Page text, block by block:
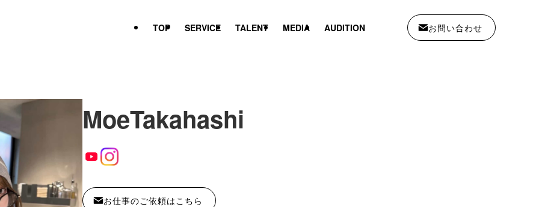
TOP SERVICE TALENT MEDIA AUDITION お問い合わせ
MoeTakahashi
お仕事のご依頼はこちら